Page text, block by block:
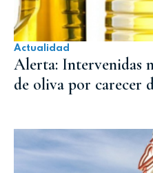
Actualidad
Alerta: Intervenidas
de oliva por carecer